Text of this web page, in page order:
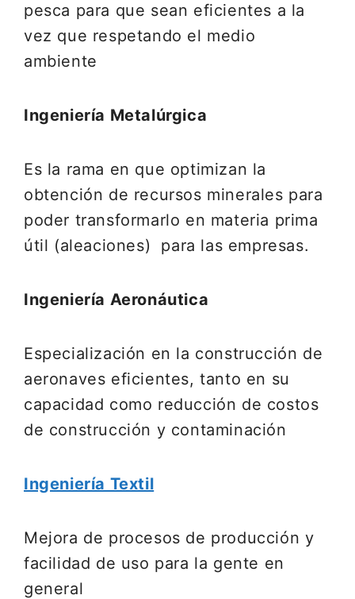
pesca para que sean eficientes a la
vez que respetando el medio
ambiente
Ingeniería Metalúrgica
Es la rama en que optimizan la
obtención de recursos minerales para
poder transformarlo en materia prima
útil (aleaciones) para las empresas.
Ingeniería Aeronáutica
Especialización en la construcción de
aeronaves eficientes, tanto en su
capacidad como reducción de costos
de construcción y contaminación
Ingeniería Textil
Mejora de procesos de producción y
facilidad de uso para la gente en
general